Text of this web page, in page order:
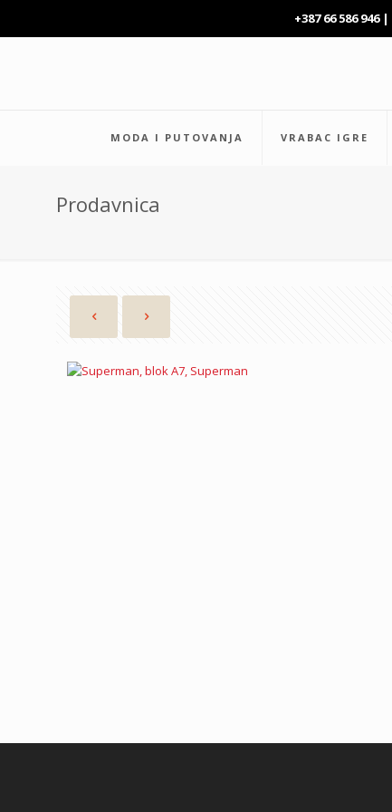
+387 66 586 946 |
MODA I PUTOVANJA VRABAC IGRE
Prodavnica